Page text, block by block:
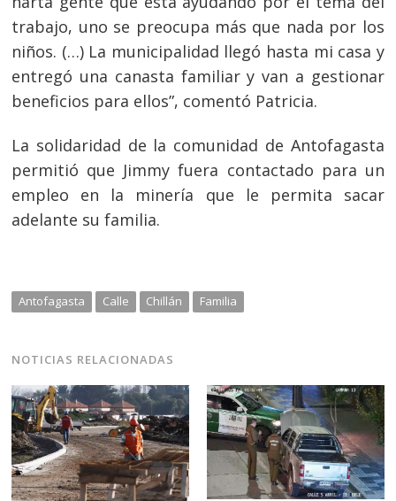
trabajo, uno se preocupa más que nada por los
niños. (…) La municipalidad llegó hasta mi casa y
entregó una canasta familiar y van a gestionar
beneficios para ellos”, comentó Patricia.
La solidaridad de la comunidad de Antofagasta
permitió que Jimmy fuera contactado para un
empleo en la minería que le permita sacar
adelante su familia.
Antofagasta Calle Chillán Familia
NOTICIAS RELACIONADAS